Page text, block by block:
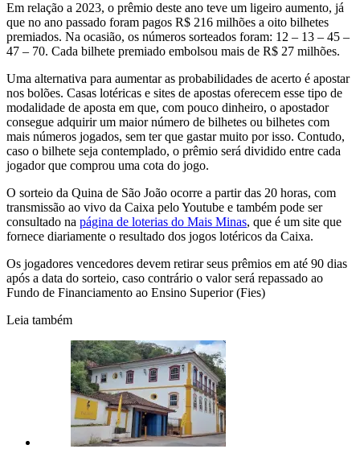
Em relação a 2023, o prêmio deste ano teve um ligeiro aumento, já
que no ano passado foram pagos R$ 216 milhões a oito bilhetes
premiados. Na ocasião, os números sorteados foram: 12 – 13 – 45 –
47 – 70. Cada bilhete premiado embolsou mais de R$ 27 milhões.
Uma alternativa para aumentar as probabilidades de acerto é apostar
nos bolões. Casas lotéricas e sites de apostas oferecem esse tipo de
modalidade de aposta em que, com pouco dinheiro, o apostador
consegue adquirir um maior número de bilhetes ou bilhetes com
mais números jogados, sem ter que gastar muito por isso. Contudo,
caso o bilhete seja contemplado, o prêmio será dividido entre cada
jogador que comprou uma cota do jogo.
O sorteio da Quina de São João ocorre a partir das 20 horas, com
transmissão ao vivo da Caixa pelo Youtube e também pode ser
consultado na página de loterias do Mais Minas, que é um site que
fornece diariamente o resultado dos jogos lotéricos da Caixa.
Os jogadores vencedores devem retirar seus prêmios em até 90 dias
após a data do sorteio, caso contrário o valor será repassado ao
Fundo de Financiamento ao Ensino Superior (Fies)
Leia também